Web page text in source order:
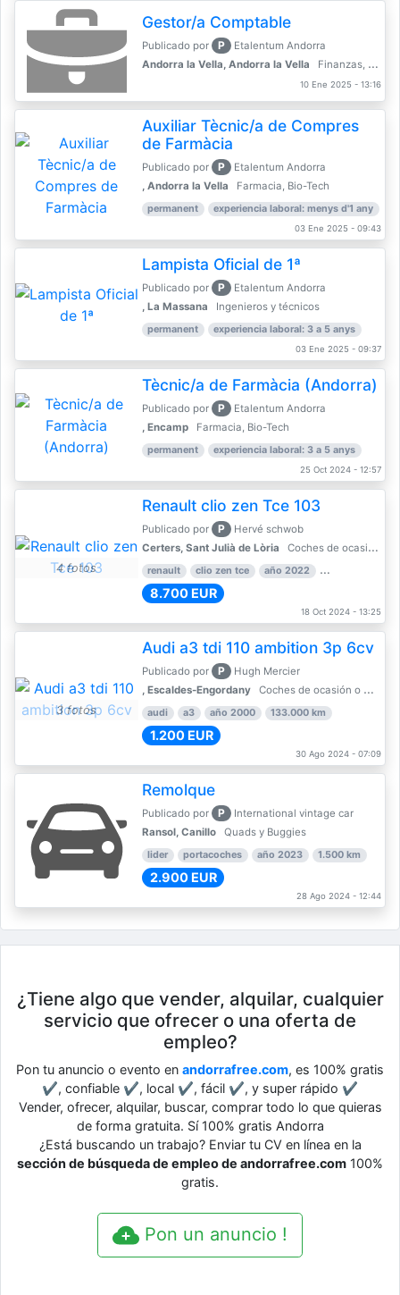
Gestor/a Comptable
Publicado por P
Etalentum Andorra
Andorra la Vella, Andorra la Vella
Finanzas, Contabilidad, Banca
10 Ene 2025 - 13:16
Auxiliar Tècnic/a de Compres
de Farmàcia
Publicado por P
Etalentum Andorra
, Andorra la Vella
Farmacia, Bio-Tech
permanent experiencia laboral: menys d'1 any
03 Ene 2025 - 09:43
Lampista Oficial de 1ª
Publicado por P
Etalentum Andorra
, La Massana
Ingenieros y técnicos
permanent experiencia laboral: 3 a 5 anys
03 Ene 2025 - 09:37
Tècnic/a de Farmàcia (Andorra)
Publicado por P
Etalentum Andorra
, Encamp
Farmacia, Bio-Tech
permanent experiencia laboral: 3 a 5 anys
25 Oct 2024 - 12:57
4 fotos
Renault clio zen Tce 103
Publicado por P
Hervé schwob
Certers, Sant Julià de Lòria
Coches de ocasión o Nuevo
renault clio zen tce año 2022 39.000 km
8.700 EUR
18 Oct 2024 - 13:25
3 fotos
Audi a3 tdi 110 ambition 3p 6cv
Publicado por P
Hugh Mercier
, Escaldes-Engordany
Coches de ocasión o Nuevo
audi a3 año 2000 133.000 km
1.200 EUR
30 Ago 2024 - 07:09
Remolque
Publicado por P
International vintage car
Ransol, Canillo
Quads y Buggies
lider portacoches año 2023 1.500 km
2.900 EUR
28 Ago 2024 - 12:44
¿Tiene algo que vender, alquilar, cualquier
servicio que ofrecer o una oferta de
empleo?
Pon tu anuncio o evento en andorrafree.com, es 100% gratis
✔, confiable ✔, local ✔, fácil ✔, y super rápido ✔
Vender, ofrecer, alquilar, buscar, comprar todo lo que quieras
de forma gratuita. Sí 100% gratis Andorra
¿Está buscando un trabajo? Enviar tu CV en línea en la
sección de búsqueda de empleo de andorrafree.com 100%
gratis.
Pon un anuncio !